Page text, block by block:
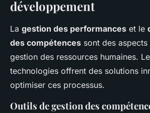
développement
La gestion des performances et le
des compétences sont des
gestion des ressources humaines.
technologies offrent des solutions
optimiser ces processus.
Outils de gestion des